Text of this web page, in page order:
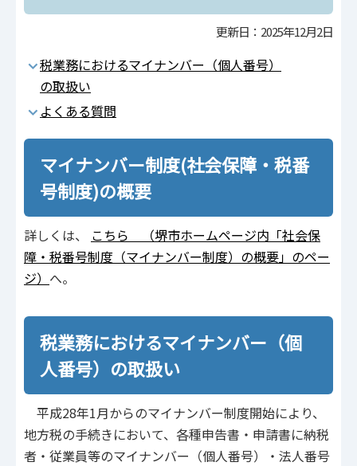
更新日：2025年12月2日
税業務におけるマイナンバー（個人番号）
の取扱い
よくある質問
マイナンバー制度(社会保障・税番
号制度)の概要
詳しくは、 こちら （堺市ホームページ内「社会保
障・税番号制度（マイナンバー制度）の概要」のペー
ジ） へ。
税業務におけるマイナンバー（個
人番号）の取扱い
平成28年1月からのマイナンバー制度開始により、
地方税の手続きにおいて、各種申告書・申請書に納税
者・従業員等のマイナンバー（個人番号）・法人番号